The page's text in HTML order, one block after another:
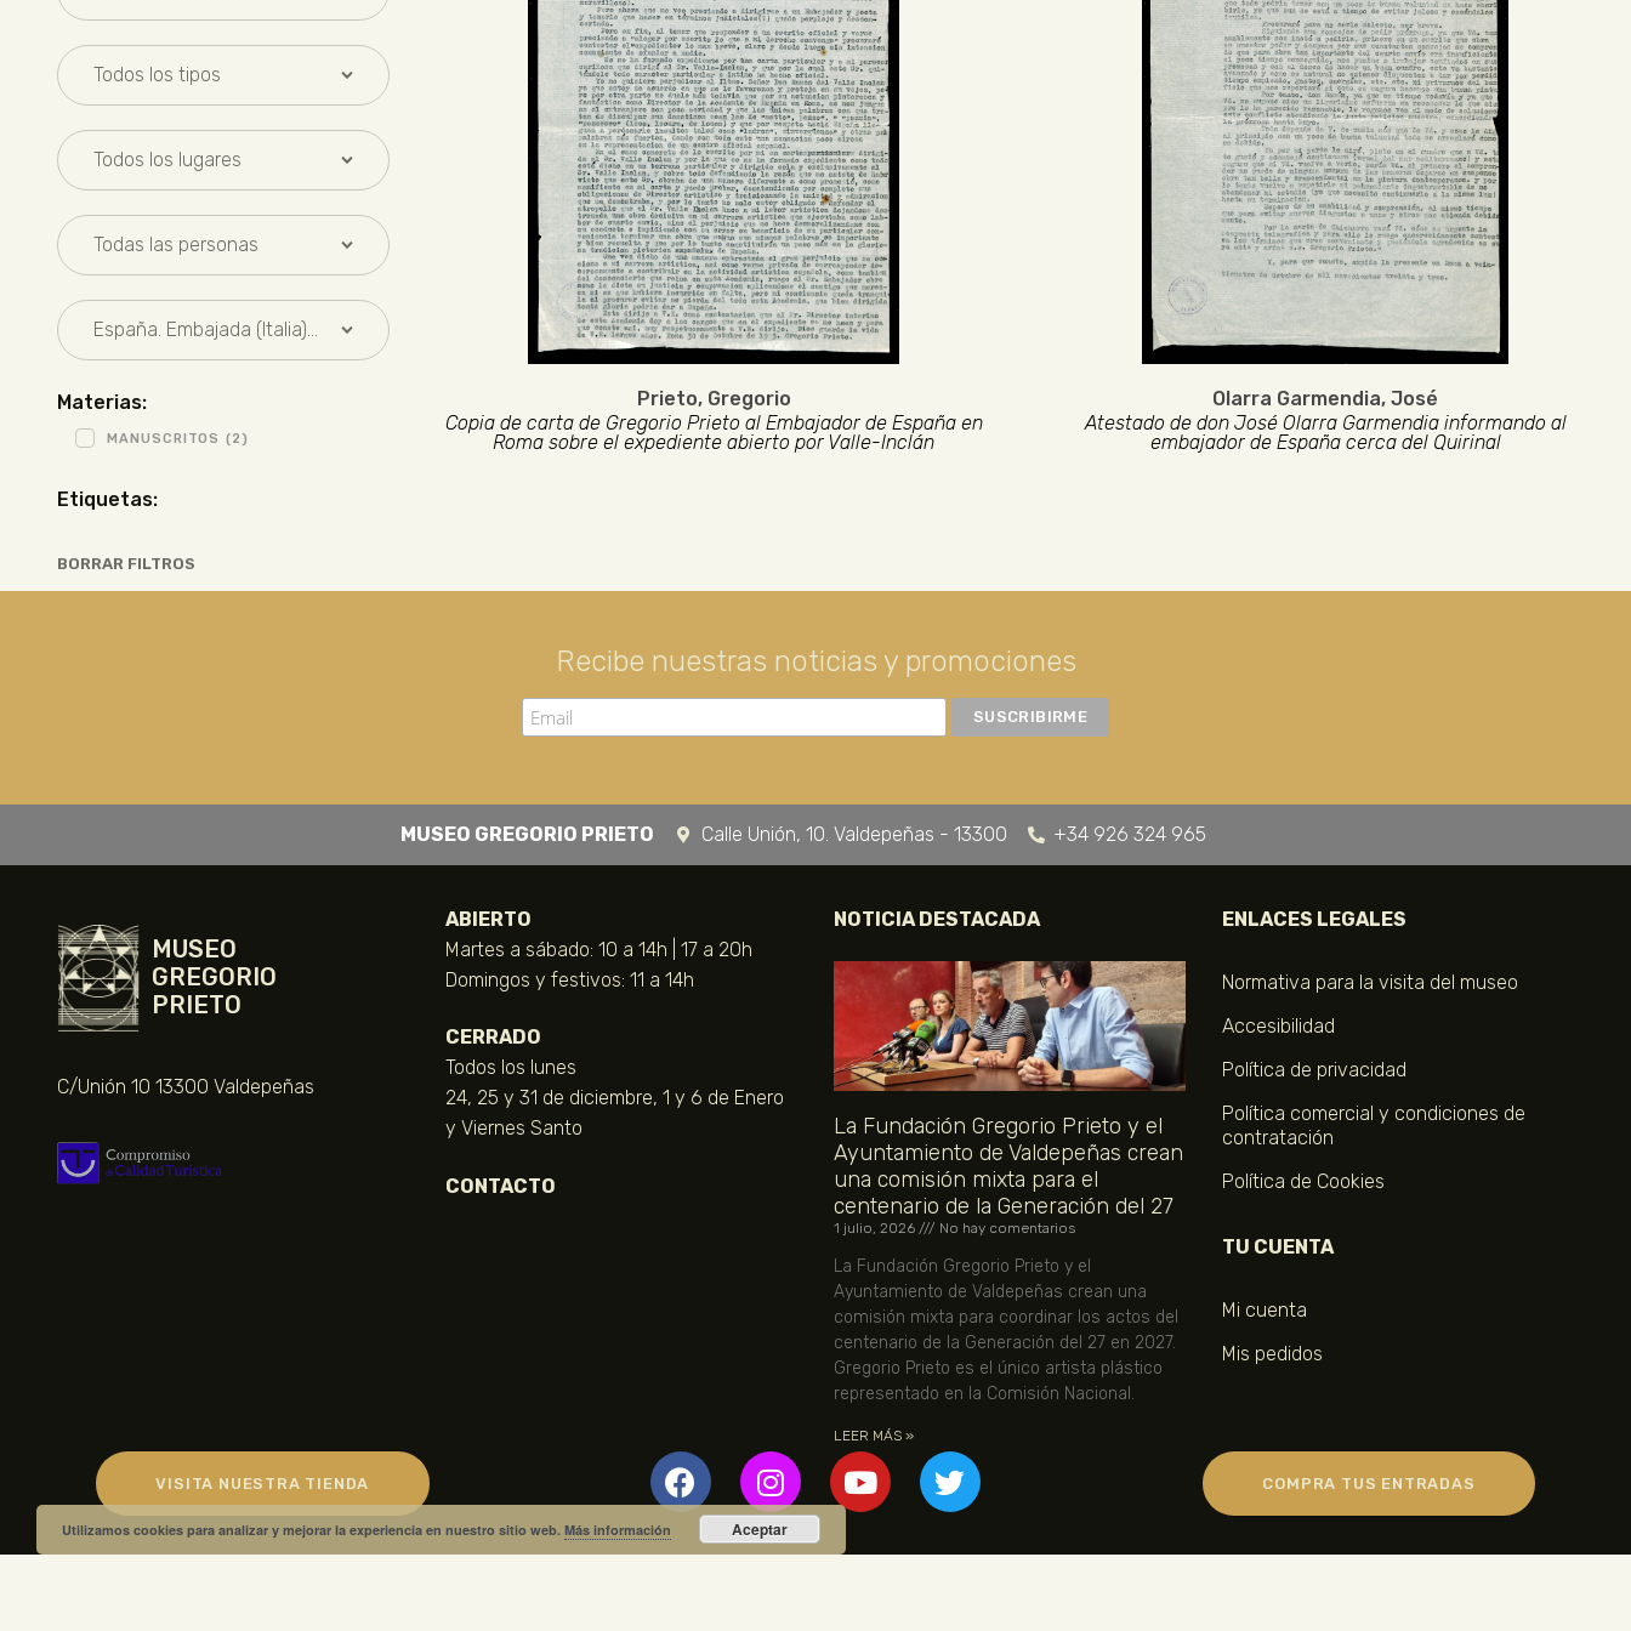
Materias:
MANUSCRITOS (2)
Etiquetas:
BORRAR FILTROS
Prieto, Gregorio
Copia de carta de Gregorio Prieto al Embajador de España en
Roma sobre el expediente abierto por Valle-Inclán
Olarra Garmendia, José
Atestado de don José Olarra Garmendia informando al
embajador de España cerca del Quirinal
Recibe nuestras noticias y promociones
MUSEO GREGORIO PRIETO Calle Unión, 10. Valdepeñas - 13300 +34 926 324 965
MUSEO
GREGORIO
PRIETO
C/Unión 10 13300 Valdepeñas
ABIERTO
Martes a sábado: 10 a 14h | 17 a 20h
Domingos y festivos: 11 a 14h
CERRADO
Todos los lunes
24, 25 y 31 de diciembre, 1 y 6 de Enero
y Viernes Santo
CONTACTO
NOTICIA DESTACADA
La Fundación Gregorio Prieto y el
Ayuntamiento de Valdepeñas crean
una comisión mixta para el
centenario de la Generación del 27
1 julio, 2026 No hay comentarios
La Fundación Gregorio Prieto y el
Ayuntamiento de Valdepeñas crean una
comisión mixta para coordinar los actos del
centenario de la Generación del 27 en 2027.
Gregorio Prieto es el único artista plástico
representado en la Comisión Nacional.
LEER MÁS »
ENLACES LEGALES
Normativa para la visita del museo
Accesibilidad
Política de privacidad
Política comercial y condiciones de
contratación
Política de Cookies
TU CUENTA
Mi cuenta
Mis pedidos
VISITA NUESTRA TIENDA COMPRA TUS ENTRADAS
Utilizamos cookies para analizar y mejorar la experiencia en nuestro sitio web. Más información Aceptar